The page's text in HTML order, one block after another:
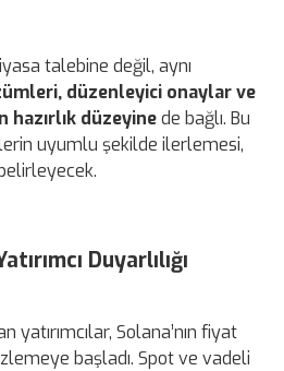
talebine değil, aynı
düzenleyici onaylar ve
hazırlık düzeyinede bağlı. Bu
uyumlu şekilde ilerlemesi,
belirleyecek.
Duyarlılığı
yatırımcılar, Solana’nın fiyat
başladı. Spot ve vadeli